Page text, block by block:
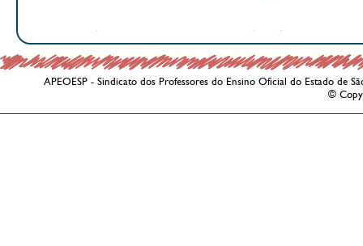
APEOESP - Sindicato dos Professores do Ensino Oficial do Estado de
©